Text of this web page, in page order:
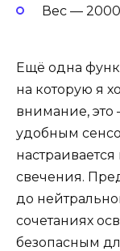
Вес —
Ещё одна
на которую я
внимание,
удобным
свечения.
до
сочетаниях
безопасным